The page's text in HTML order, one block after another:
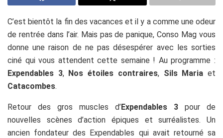
C’est bientôt la fin des vacances et il y a comme une odeur
de rentrée dans l’air. Mais pas de panique, Conso Mag vous
donne une raison de ne pas désespérer avec les sorties
ciné qui vous attendent cette semaine ! Au programme :
Expendables 3, Nos étoiles contraires, Sils Mariaet
Catacombes.
Retour des gros muscles d’Expendables 3 pour de
nouvelles scènes d’action épiques et surréalistes. Un
ancien fondateur des Expendables qui avait retourné sa